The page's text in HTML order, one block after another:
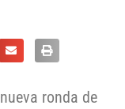
ronda de